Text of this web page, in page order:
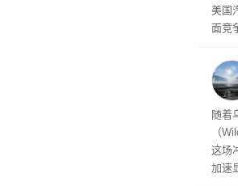
美国
面竞
性。
经
随着
（
这场
加速